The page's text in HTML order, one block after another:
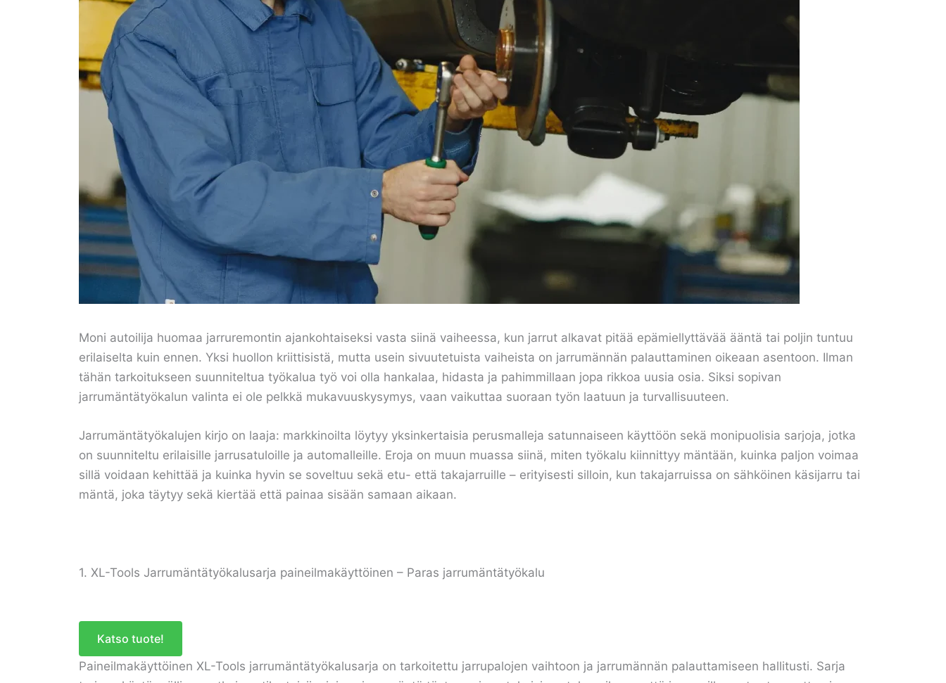
Moni autoilija huomaa jarruremontin ajankohtaiseksi vasta siinä vaiheessa, kun jarrut alkavat pitää epämiellyttävää ääntä tai poljin tuntuu
erilaiselta kuin ennen. Yksi huollon kriittisistä, mutta usein sivuutetuista vaiheista on jarrumännän palauttaminen oikeaan asentoon. Ilman
tähän tarkoitukseen suunniteltua työkalua työ voi olla hankalaa, hidasta ja pahimmillaan jopa rikkoa uusia osia. Siksi sopivan
jarrumäntätyökalun valinta ei ole pelkkä mukavuuskysymys, vaan vaikuttaa suoraan työn laatuun ja turvallisuuteen.
Jarrumäntätyökalujen kirjo on laaja: markkinoilta löytyy yksinkertaisia perusmalleja satunnaiseen käyttöön sekä monipuolisia sarjoja, jotka
on suunniteltu erilaisille jarrusatuloille ja automalleille. Eroja on muun muassa siinä, miten työkalu kiinnittyy mäntään, kuinka paljon voimaa
sillä voidaan kehittää ja kuinka hyvin se soveltuu sekä etu- että takajarruille – erityisesti silloin, kun takajarruissa on sähköinen käsijarru tai
mäntä, joka täytyy sekä kiertää että painaa sisään samaan aikaan.
1. XL-Tools Jarrumäntätyökalusarja paineilmakäyttöinen – Paras jarrumäntätyökalu
Katso tuote!
Paineilmakäyttöinen XL-Tools jarrumäntätyökalusarja on tarkoitettu jarrupalojen vaihtoon ja jarrumännän palauttamiseen hallitusti. Sarja